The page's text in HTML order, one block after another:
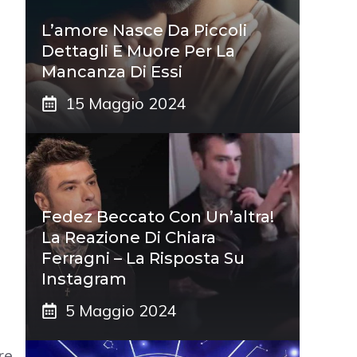
L’amore Nasce Da Piccoli
Dettagli E Muore Per La
Mancanza Di Essi
15 Maggio 2024
Fedez Beccato Con Un’altra!
La Reazione Di Chiara
Ferragni – La Risposta Su
Instagram
5 Maggio 2024